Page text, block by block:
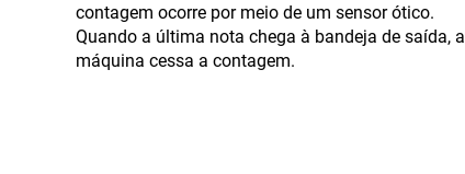
contagem ocorre por meio de um sensor ótico.
Quando a última nota chega à bandeja de saída, a
máquina cessa a contagem.